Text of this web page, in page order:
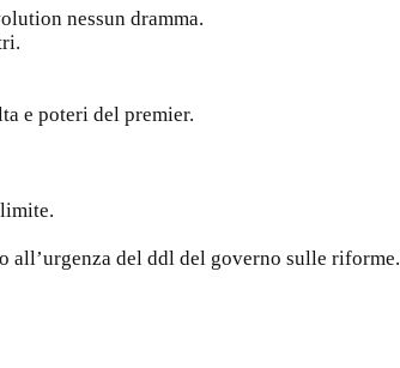
nessun dramma.
e poteri del premier.
all’urgenza del ddl del governo sulle riforme.